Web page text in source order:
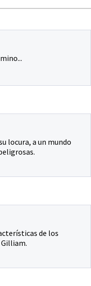
locura, a un mundo
de los